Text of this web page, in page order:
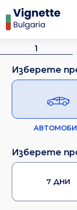
1
Изберете
Изберете
7 ДНИ